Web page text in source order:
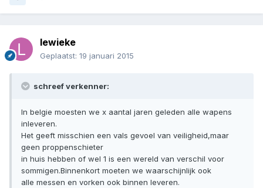
lewieke
Geplaatst: 19 januari 2015
schreef verkenner:
In belgie moesten we x aantal jaren geleden alle wapens
inleveren.
Het geeft misschien een vals gevoel van veiligheid,maar
geen proppenschieter
in huis hebben of wel 1 is een wereld van verschil voor
sommigen.Binnenkort moeten we waarschijnlijk ook
alle messen en vorken ook binnen leveren.